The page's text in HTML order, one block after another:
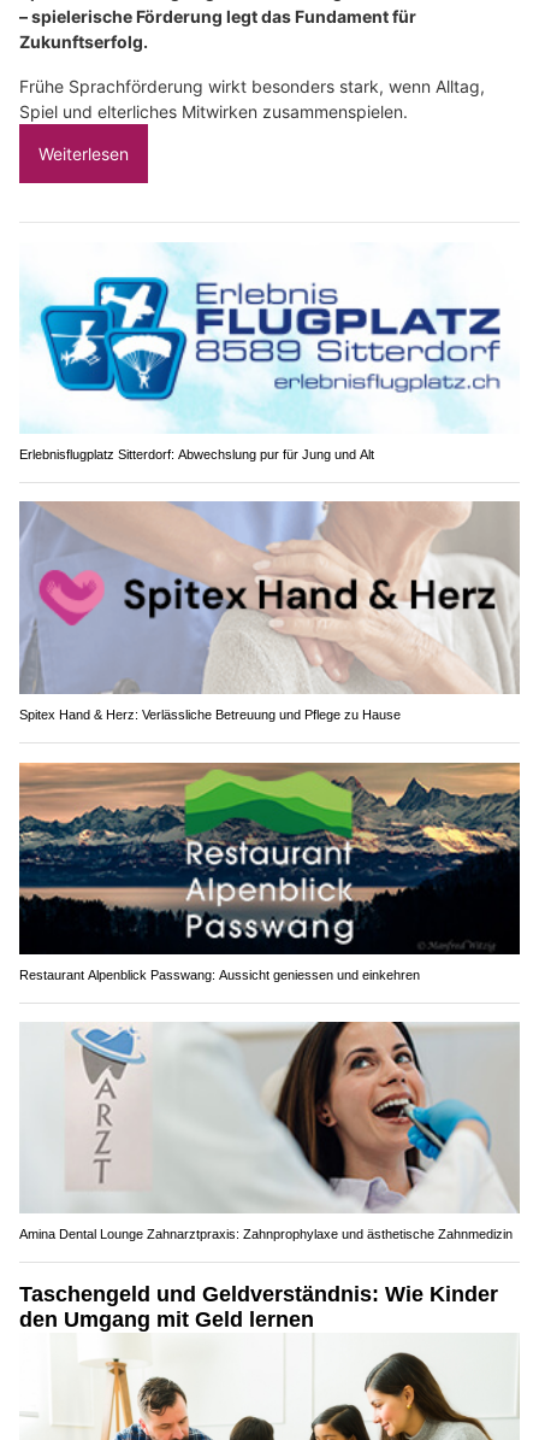
– spielerische Förderung legt das Fundament für
Zukunftserfolg.
Frühe Sprachförderung wirkt besonders stark, wenn Alltag,
Spiel und elterliches Mitwirken zusammenspielen.
Weiterlesen
Erlebnisflugplatz Sitterdorf: Abwechslung pur für Jung und Alt
Spitex Hand & Herz: Verlässliche Betreuung und Pflege zu Hause
Restaurant Alpenblick Passwang: Aussicht geniessen und einkehren
Amina Dental Lounge Zahnarztpraxis: Zahnprophylaxe und ästhetische Zahnmedizin
Taschengeld und Geldverständnis: Wie Kinder
den Umgang mit Geld lernen